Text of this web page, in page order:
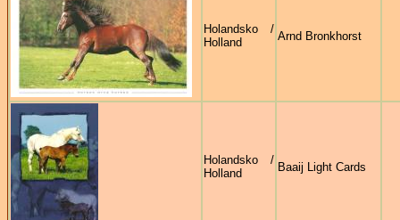
Holandsko /
Holland
Arnd Bronkhorst
Holandsko /
Holland
Baaij Light Cards